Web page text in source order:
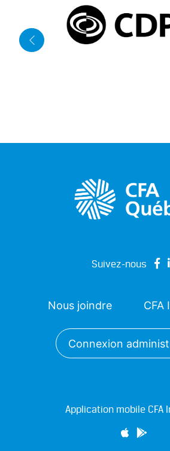
Application mobile CFA
Suivez-nous
Nous joindre CFA
Connexion